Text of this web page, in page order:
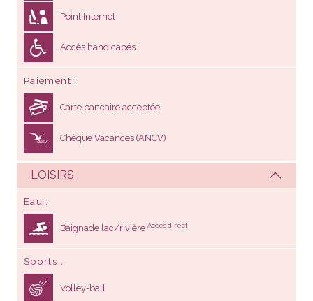
Accès handicapés
Paiement
Carte bancaire acceptée
Chèque Vacances (ANCV)
Eau
Sports
Volley-ball
Pétanque